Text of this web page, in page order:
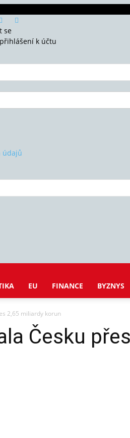
se
k účtu
údajů
EU FINANCE BYZNYS
2,65 miliardy korun
Česku